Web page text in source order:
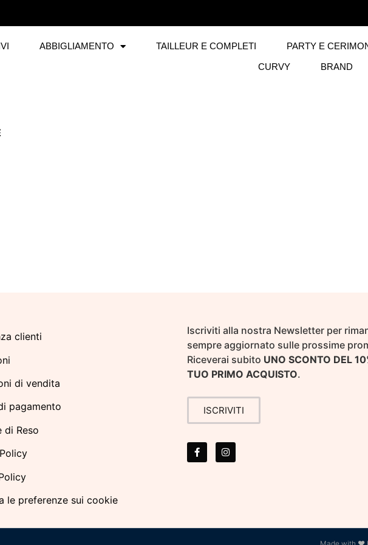
ABBIGLIAMENTO TAILLEUR E COMPLETI PARTY E
CURVY
BRAND
clienti
di vendita
pagamento
di Reso
le preferenze sui cookie
Iscriviti alla nostra Newsletter per
sempre aggiornato sulle prossime
Riceverai subito UNO SCONTO DEL
TUO PRIMO ACQUISTO.
ISCRIVITI